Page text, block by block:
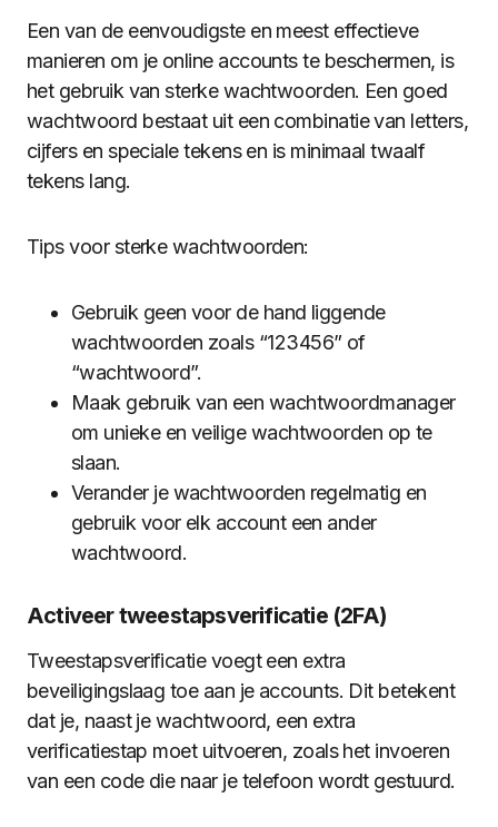
Een van de eenvoudigste en meest effectieve
manieren om je online accounts te beschermen, is
het gebruik van sterke wachtwoorden. Een goed
wachtwoord bestaat uit een combinatie van letters,
cijfers en speciale tekens en is minimaal twaalf
tekens lang.
Tips voor sterke wachtwoorden:
Gebruik geen voor de hand liggende
wachtwoorden zoals “123456” of
“wachtwoord”.
Maak gebruik van een wachtwoordmanager
om unieke en veilige wachtwoorden op te
slaan.
Verander je wachtwoorden regelmatig en
gebruik voor elk account een ander
wachtwoord.
Activeer tweestapsverificatie (2FA)
Tweestapsverificatie voegt een extra
beveiligingslaag toe aan je accounts. Dit betekent
dat je, naast je wachtwoord, een extra
verificatiestap moet uitvoeren, zoals het invoeren
van een code die naar je telefoon wordt gestuurd.